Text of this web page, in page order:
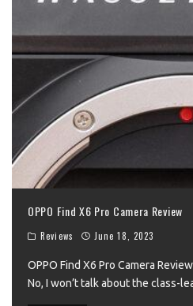
OPPO Find X6 Pro Camera Review
Reviews June 18, 2023
OPPO Find X6 Pro Camera
No, I won’t talk about the class-